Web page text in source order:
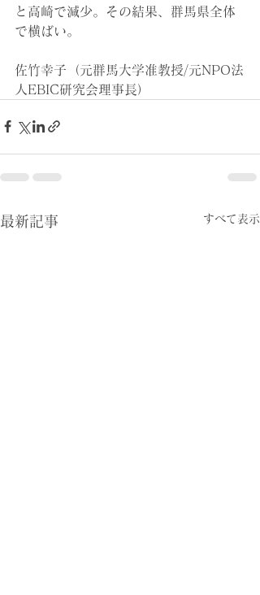
と高崎で減少。その結果、群馬県全体
で横ばい。
佐竹幸子（元群馬大学准教授/元NPO法
人EBIC研究会理事長）
最新記事 すべて表示